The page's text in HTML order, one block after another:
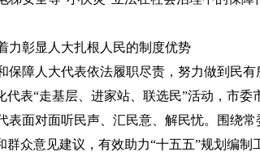
力彰显人大扎根人民的制度优势
障人大代表依法履职尽责，努力做到民有
代表“走基层、进家站、联选民”活动，市
表面对面听民声、汇民意、解民忧。围绕
群众意见建议，有效助力“十五五”规划编